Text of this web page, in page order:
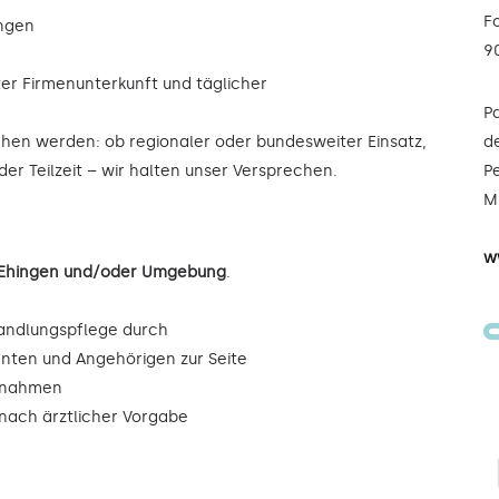
Firmenunterkunft und täglicher
werden: ob regionaler oder bundesweiter Einsatz,
Teilzeit – wir halten unser Versprechen.
und/oder Umgebung.
durch
und Angehörigen zur Seite
ärztlicher Vorgabe